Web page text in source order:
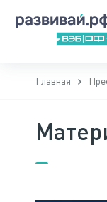
Главная